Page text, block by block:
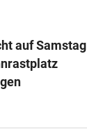
auf Samstag